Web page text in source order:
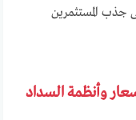
جذب المستثمرين
وأنظمة السداد